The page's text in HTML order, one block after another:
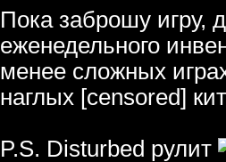
Пока заброшу игру,
еженедельного
менее сложных
наглых [censored]
P.S. Disturbed рулит